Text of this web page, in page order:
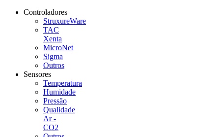
Controladores
StruxureWare
TAC
Xenta
MicroNet
Sigma
Outros
Sensores
Temperatura
Humidade
Pressão
Qualidade
Ar -
CO2